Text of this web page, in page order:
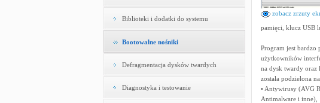
Biblioteki i dodatki do systemu
Bootowalne nośniki
Defragmentacja dysków twardych
Diagnostyka i testowanie
zobacz zrzuty
pamięci, klucz USB
Program jest bardzo
użytkowników
na dysk twardy oraz
została podzielona
• Antywirusy (AVG
Antimalware i inne),